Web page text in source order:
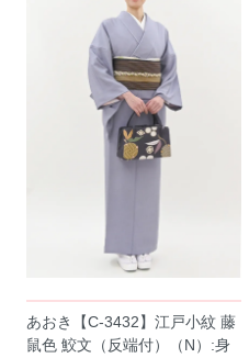
あおき【C-3432】江戸小紋 藤
鼠色 鮫文（反端付）（N）:身